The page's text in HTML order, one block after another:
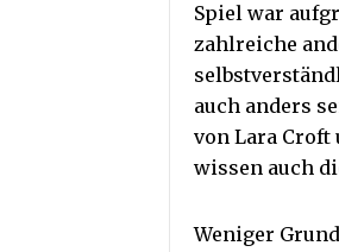
Spiel war
zahlreiche
auch anders
von Lara Croft
wissen auch
Weniger